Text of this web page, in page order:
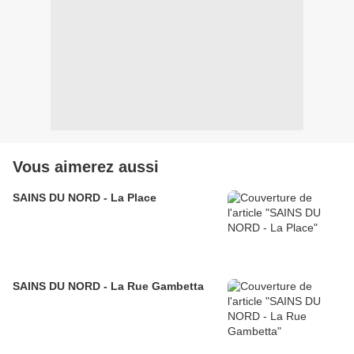
Vous aimerez aussi
SAINS DU NORD - La Place
SAINS DU NORD - La Rue Gambetta